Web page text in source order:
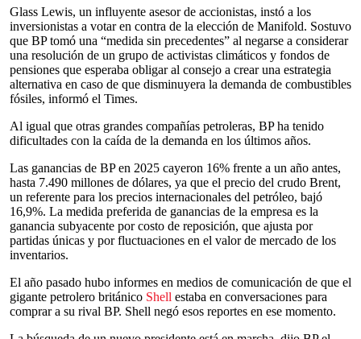
Glass Lewis, un influyente asesor de accionistas, instó a los
inversionistas a votar en contra de la elección de Manifold. Sostuvo
que BP tomó una “medida sin precedentes” al negarse a considerar
una resolución de un grupo de activistas climáticos y fondos de
pensiones que esperaba obligar al consejo a crear una estrategia
alternativa en caso de que disminuyera la demanda de combustibles
fósiles, informó el Times.
Al igual que otras grandes compañías petroleras, BP ha tenido
dificultades con la caída de la demanda en los últimos años.
Las ganancias de BP en 2025 cayeron 16% frente a un año antes,
hasta 7.490 millones de dólares, ya que el precio del crudo Brent,
un referente para los precios internacionales del petróleo, bajó
16,9%. La medida preferida de ganancias de la empresa es la
ganancia subyacente por costo de reposición, que ajusta por
partidas únicas y por fluctuaciones en el valor de mercado de los
inventarios.
El año pasado hubo informes en medios de comunicación de que el
gigante petrolero británico Shell estaba en conversaciones para
comprar a su rival BP. Shell negó esos reportes en ese momento.